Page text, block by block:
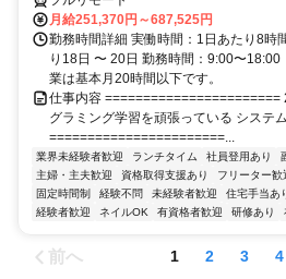
月給251,370円～687,525円
勤務時間詳細 実働時間：1日あたり8時
り18日 〜 20日 勤務時間：9:00〜
業は基本月20時間以下です。
仕事内容
グラミング学習を頑張っている システ
=======================...
業界未経験者歓迎 ランチタイム 社員登用あり
主婦・主夫歓迎
資格取得支援あり フリーター歓
固定時間制
経験不問 未経験者歓迎 住宅手当あ
経験者歓迎
ネイルOK 有資格者歓迎 研修あり
前へ 1 2 3 4